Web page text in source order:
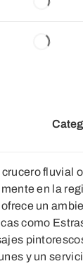
fluvial
en la
un
como
y un